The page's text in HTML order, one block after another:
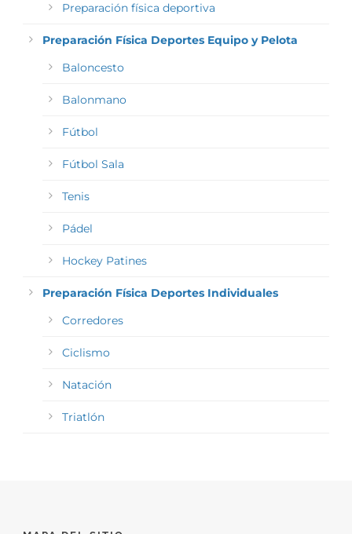
Preparación física deportiva
Preparación Física Deportes Equipo y Pelota
Baloncesto
Balonmano
Fútbol
Fútbol Sala
Tenis
Pádel
Hockey Patines
Preparación Física Deportes Individuales
Corredores
Ciclismo
Natación
Triatlón